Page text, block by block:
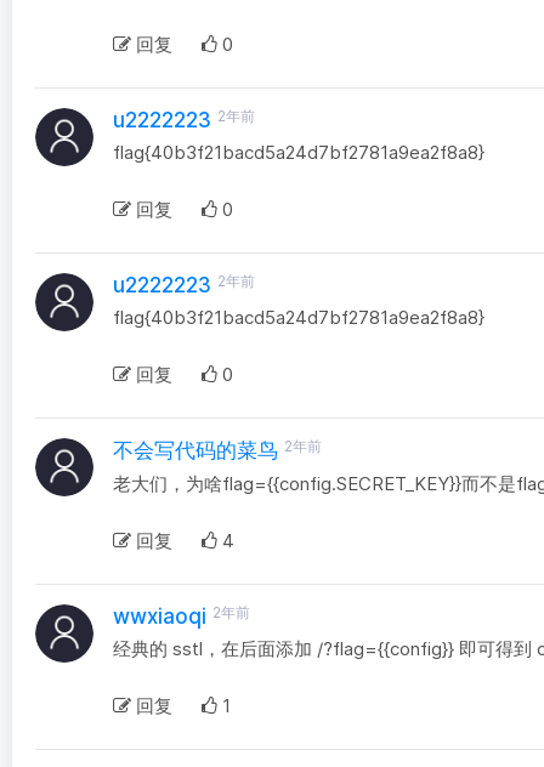
回复 0
u2222223 2年前
flag{40b3f21bacd5a24d7bf2781a9ea2f8a8}
回复 0
u2222223 2年前
flag{40b3f21bacd5a24d7bf2781a9ea2f8a8}
回复 0
不会写代码的菜鸟 2年前
老大们，为啥flag={{config.SECRET_KEY}}而不是
回复 4
wwxiaoqi 2年前
经典的 sstl，在后面添加 /?flag={{config}} 即可得到
回复 1